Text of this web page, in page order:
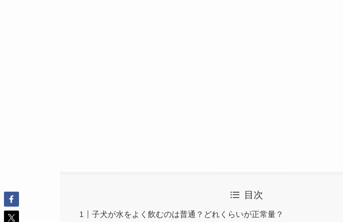
目次
子犬が水をよく飲むのは普通？どれくらいが正常量？